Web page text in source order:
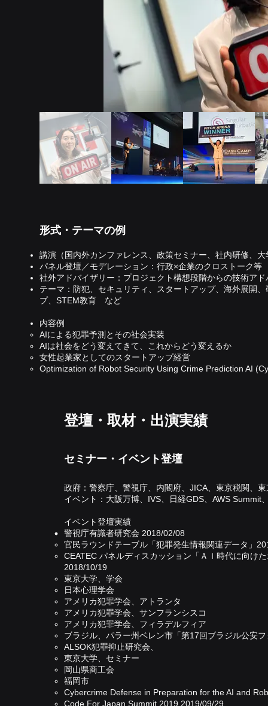
形式・テーマの例
講演（国内外カンファレンス、政策セミナー、社内研修、大
パネル登壇／モデレーション：行政×企業のクロストーク等
社外アドバイザリー：プロジェクト構想段階からの技術ア
テーマ：防犯、セキュリティ、スタートアップ、海外展開
プ、STEM教育 など
内容例
AIによる犯罪予測とその社会実装
AIは社会をどう変えてきて、これからどう変えるか
女性起業家としてのスタートアップ経営
Optimization of Robot Security Using Crime Prediction AI
登壇・取材・出演実績
セミナー・イベント登壇
政府：警察庁、警視庁、内閣府、JICA、東京税関、
イベント：大阪万博、IVS、日経GDS、AWS Summit
イベント登壇実績​​
警視庁有識者研究会 2018/02/08
官民ラウンドテーブル「犯罪発生情報関連データ」
CEATEC パネルディスカッション「ＡＩ時代に向け
2018/10/19
東京大学、学会
日本心理学会
アメリカ犯罪学会、アトランタ
アメリカ犯罪学会、サンフランシスコ
アメリカ犯罪学会、フィラデルフィア
ブラジル、パラー州ベレン市「第17回ブラジル公安
ALSOK​犯罪抑止研究会、
東京大学、セミナー
岡山県商工会
福岡市
Cybercrime Defense in Preparation for the AI and
Code For Japan Summit 2019 2019/09/29​